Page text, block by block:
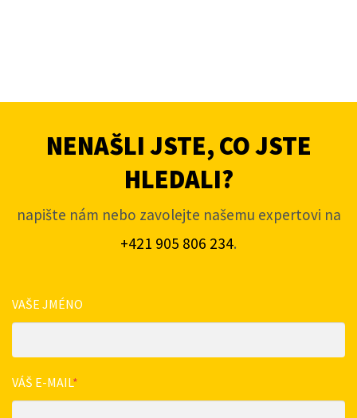
NENAŠLI JSTE, CO JSTE
HLEDALI?
napište nám nebo zavolejte našemu expertovi na
+421 905 806 234.
VAŠE JMÉNO
VÁŠ E-MAIL*